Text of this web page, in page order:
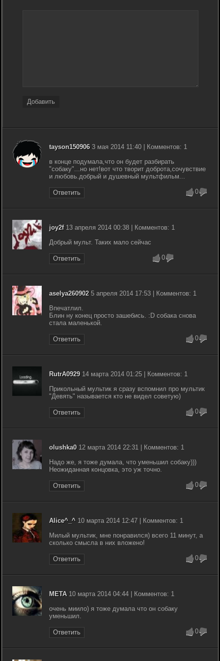
Добавить
tayson1509063 мая 2014 11:40 | Комментов: 1
в конце подумала,что он будет разбирать
"собаку"...но нет!вот что творит доброта,сочувствие
и любовь.добрый и душевный мультфильм...
Ответить 0
joy2f13 апреля 2014 00:38 | Комментов: 1
Добрый мульт. Таких мало сейчас
Ответить 0
aselya260902 5 апреля 2014 17:53 | Комментов: 1
Впечатлил.
Блин ну конец просто зашебись. :D собака снова
стала маленькой.
Ответить 0
RutrA092914 марта 2014 01:25 | Комментов: 1
Прикольный мультик я сразу вспомнил про мультик
"Девять" называется кто не видел советую)
Ответить 0
olushka012 марта 2014 22:31 | Комментов: 1
Надо же, я тоже думала, что уменьшил собаку)))
Неожиданная концовка, это уж точно.
Ответить 0
Alice^_^ 10 марта 2014 12:47 | Комментов: 1
Милый мультик, мне понравился) всего 11 минут, а
сколько смысла в них вложено!
Ответить 0
META10 марта 2014 04:44 | Комментов: 1
очень миило) я тоже думала что он собаку
уменьшил.
Ответить 0